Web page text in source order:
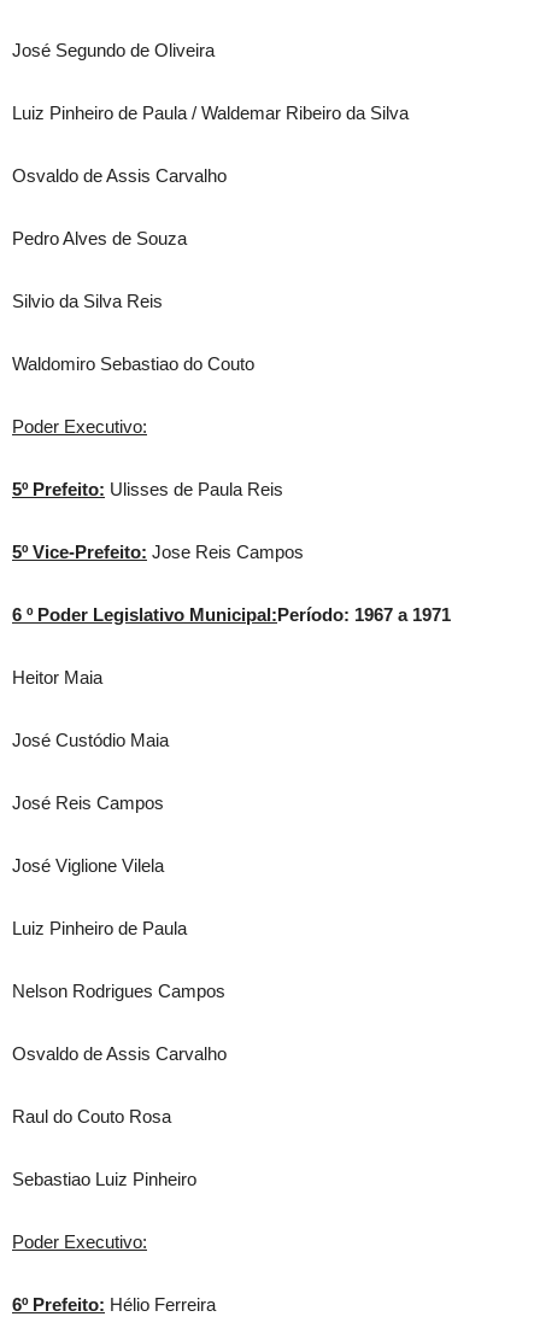
José Segundo de Oliveira
Luiz Pinheiro de Paula / Waldemar Ribeiro da Silva
Osvaldo de Assis Carvalho
Pedro Alves de Souza
Silvio da Silva Reis
Waldomiro Sebastiao do Couto
Poder Executivo:
5º Prefeito: Ulisses de Paula Reis
5º Vice-Prefeito: Jose Reis Campos
6 º Poder Legislativo Municipal:Período: 1967 a 1971
Heitor Maia
José Custódio Maia
José Reis Campos
José Viglione Vilela
Luiz Pinheiro de Paula
Nelson Rodrigues Campos
Osvaldo de Assis Carvalho
Raul do Couto Rosa
Sebastiao Luiz Pinheiro
Poder Executivo:
6º Prefeito: Hélio Ferreira